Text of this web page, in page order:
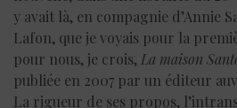
y avait là, en compagnie d’Annie
Lafon, que je voyais pour la
pour nous, je crois, La maison
publiée en 2007 par un éditeur
La rigueur de ses propos,